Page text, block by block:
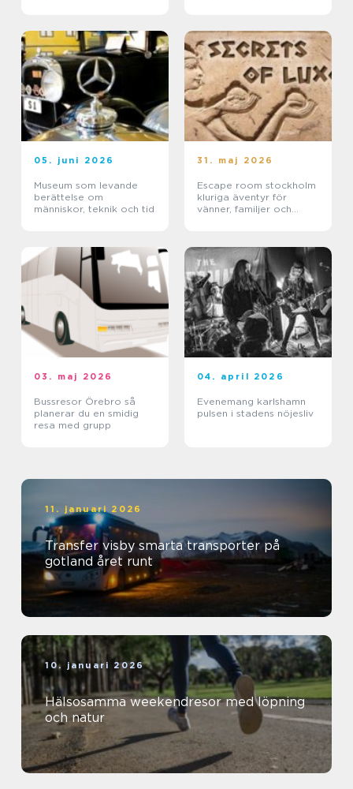
05. juni 2026
Museum som levande
berättelse om
människor, teknik och tid
31. maj 2026
Escape room stockholm
kluriga äventyr för
vänner, familjer och
03. maj 2026
Bussresor Örebro så
planerar du en smidig
resa med grupp
04. april 2026
Evenemang karlshamn
pulsen i stadens nöjesliv
11. januari 2026
Transfer visby smarta transporter på
gotland året runt
10. januari 2026
Hälsosamma weekendresor med löpning
och natur